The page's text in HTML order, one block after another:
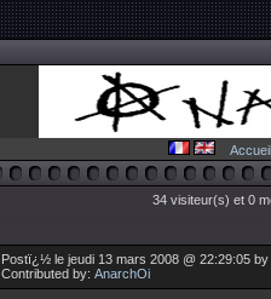
Accueil
34 visiteur(s) et 0
Postï¿½ le jeudi 13 mars 2008 @ 22:29:05 by
Contributed by: AnarchOi